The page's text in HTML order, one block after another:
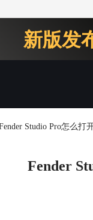
新版发
Studio Pro怎么打
Fender